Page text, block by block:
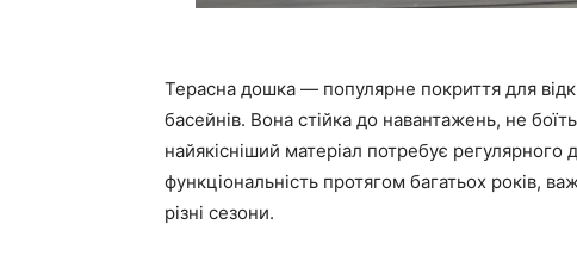
Терасна дошка — популярне покриття для
басейнів. Вона стійка до навантажень, не
найякісніший матеріал потребує регулярного
функціональність протягом багатьох років,
різні сезони.